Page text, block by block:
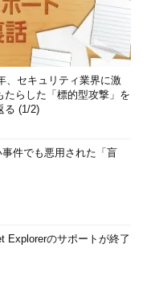
、セキュリティ業界に激
たらした「標的型攻撃」を
る (1/2)
件でも悪用された「盲
Explorerのサポートが終了